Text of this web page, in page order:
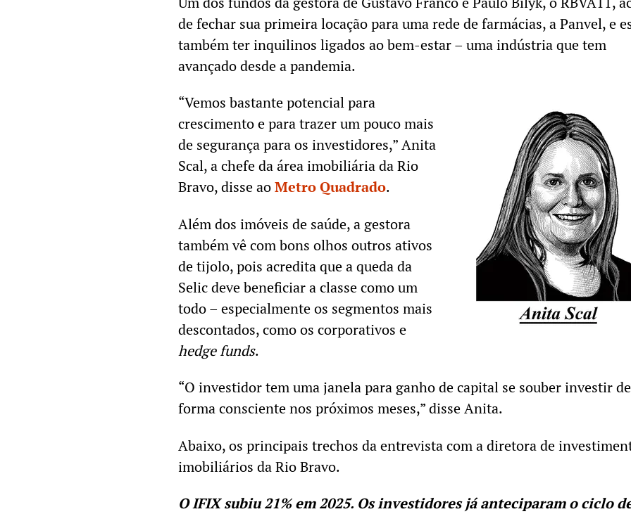
de fechar sua primeira locação para uma rede de farmácias, a Panvel, e
também ter inquilinos ligados ao bem-estar – uma indústria que tem
avançado desde a pandemia.
“Vemos bastante potencial para
crescimento e para trazer um pouco mais
de segurança para os investidores,” Anita
Scal, a chefe da área imobiliária da Rio
Bravo, disse aoMetro Quadrado.
Além dos imóveis de saúde, a gestora
também vê com bons olhos outros ativos
de tijolo, pois acredita que a queda da
Selic deve beneficiar a classe como um
todo – especialmente os segmentos mais
descontados, como os corporativos e
hedge funds.
“O investidor tem uma janela para ganho de capital se souber investir de
forma consciente nos próximos meses,” disse Anita.
Abaixo, os principais trechos da entrevista com a diretora de
imobiliários da Rio Bravo.
O IFIX subiu 21% em 2025. Os investidores já anteciparam o ciclo